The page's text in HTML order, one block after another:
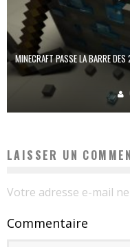
MINECRAFT PASSE LA BARRE
LAISSER UN
Votre adresse e-mail
Commentaire